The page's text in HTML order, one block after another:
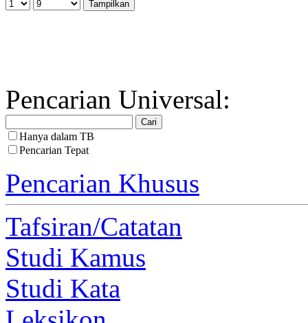
Pencarian Universal:
Hanya dalam TB
Pencarian Tepat
Pencarian Khusus
Tafsiran/Catatan
Studi Kamus
Studi Kata